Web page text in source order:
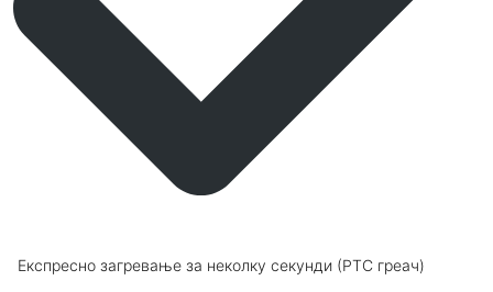
Експресно загревање за неколку секунди (РТС греач)